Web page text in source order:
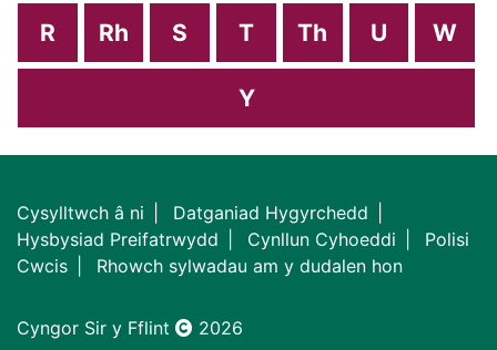
R Rh S T Th U W
Y
Cysylltwch â ni
Datganiad Hygyrchedd
Hysbysiad Preifatrwydd
Cynllun Cyhoeddi
Polisi
Cwcis
Rhowch sylwadau am y dudalen hon
Cyngor Sir y Fflint 2026